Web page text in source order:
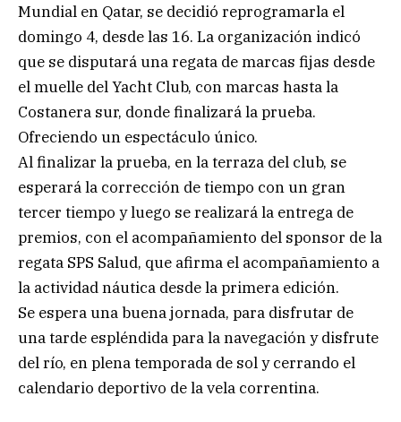
Mundial en Qatar, se decidió reprogramarla el
domingo 4, desde las 16. La organización indicó
que se disputará una regata de marcas fijas desde
el muelle del Yacht Club, con marcas hasta la
Costanera sur, donde finalizará la prueba.
Ofreciendo un espectáculo único.
Al finalizar la prueba, en la terraza del club, se
esperará la corrección de tiempo con un gran
tercer tiempo y luego se realizará la entrega de
premios, con el acompañamiento del sponsor de la
regata SPS Salud, que afirma el acompañamiento a
la actividad náutica desde la primera edición.
Se espera una buena jornada, para disfrutar de
una tarde espléndida para la navegación y disfrute
del río, en plena temporada de sol y cerrando el
calendario deportivo de la vela correntina.